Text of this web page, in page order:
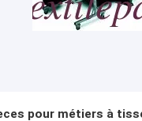
pour métiers à